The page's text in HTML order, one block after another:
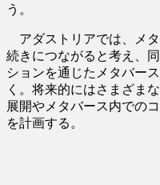
う。
アダストリアでは、メ
続きにつながると考え、
ションを通じたメタバー
く。将来的にはさまざま
展開やメタバース内での
を計画する。